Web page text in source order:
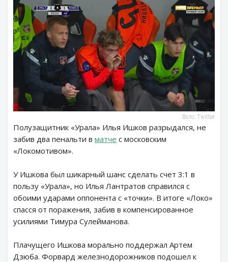
Фото: Twitter
Полузащитник «Урала» Илья Ишков разрыдался, не
забив два пенальти в матче с московским
«Локомотивом».
У Ишкова был шикарный шанс сделать счет 3:1 в
пользу «Урала», но Илья Лантратов справился с
обоими ударами оппонента с «точки». В итоге «Локо»
спасся от поражения, забив в компенсированное
усилиями Тимура Сулейманова.
Плачущего Ишкова морально поддержал Артем
Дзюба. Форвард железнодорожников подошел к